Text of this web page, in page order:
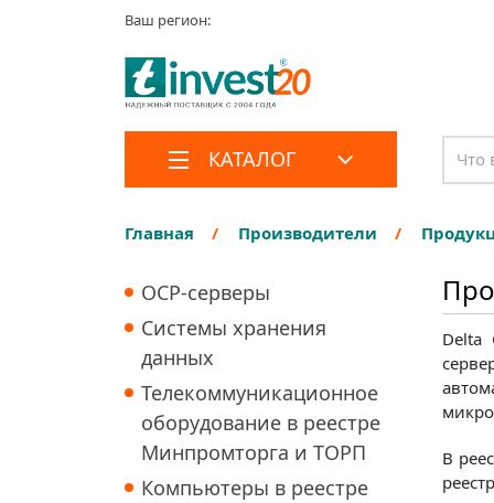
Ваш регион:
КАТАЛОГ
Главная Производители
OCP-серверы
Системы хранения
данных
Телекоммуникационное
оборудование в реестре
Минпромторга и ТОРП
Компьютеры в реестре
Delta
В